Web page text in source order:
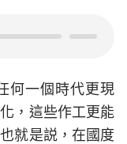
00:00
何一個時代更現
，這些作工更能
就是説，在國度